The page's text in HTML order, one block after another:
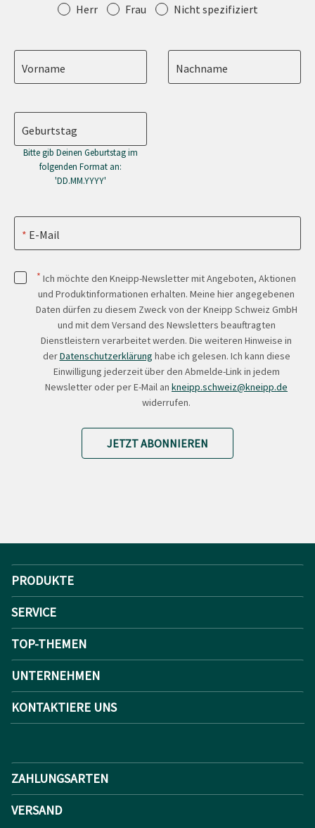
Anrede Herr Frau Nicht spezifiziert
Vorname Nachname
Geburtstag
Bitte gib Deinen Geburtstag im
folgenden Format an:
'DD.MM.YYYY'
E-Mail
* Ich möchte den Kneipp-Newsletter mit Angeboten, Aktionen
und Produktinformationen erhalten. Meine hier angegebenen
Daten dürfen zu diesem Zweck von der Kneipp Schweiz GmbH
und mit dem Versand des Newsletters beauftragten
Dienstleistern verarbeitet werden. Die weiteren Hinweise in
derDatenschutzerklärung habe ich gelesen. Ich kann diese
Einwilligung jederzeit über den Abmelde-Link in jedem
Newsletter oder per E-Mail an kneipp.schweiz@kneipp.de
widerrufen.
JETZT ABONNIEREN
PRODUKTE
SERVICE
TOP-THEMEN
UNTERNEHMEN
KONTAKTIERE UNS
ZAHLUNGSARTEN
VERSAND